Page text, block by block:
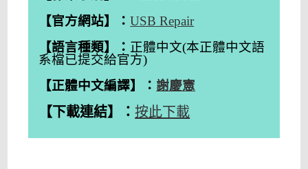
【官方網站】：USB Repair
【語言種類】： 正體中文(本正體中文語
系檔已提交給官方)
【正體中文編譯】： 謝慶憲
【下載連結】：按此下載